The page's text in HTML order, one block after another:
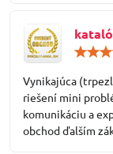
Vynikajúca
riešení mini
komunikáciu a
obchod ďalším